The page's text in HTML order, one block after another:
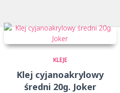
KLEJE
Klej cyjanoakrylowy
średni 20g. Joker